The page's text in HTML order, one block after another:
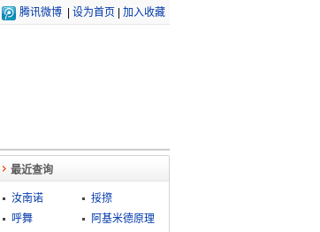
腾讯微博 设为首页 加入收藏
最近查询
汝南诺
挼摖
呼舞
阿基米德原理